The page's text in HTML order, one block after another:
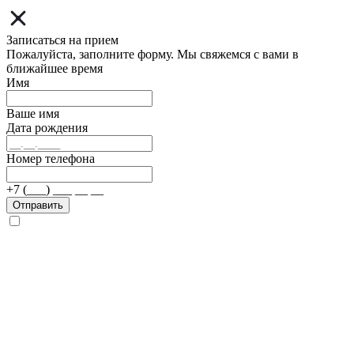
Записаться на прием
Пожалуйста, заполните форму. Мы свяжемся с вами в
ближайшее время
Имя
Ваше имя
Дата рождения
Номер телефона
+7 (___) ___ __ __
Отправить